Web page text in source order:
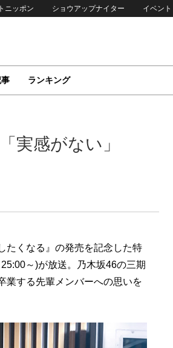
ニッポン ショウアップナイター イベント
ランキング
実感がない」
たくなる』の発売を記念した特
～)が放送。乃木坂46の三期
業する先輩メンバーへの思いを